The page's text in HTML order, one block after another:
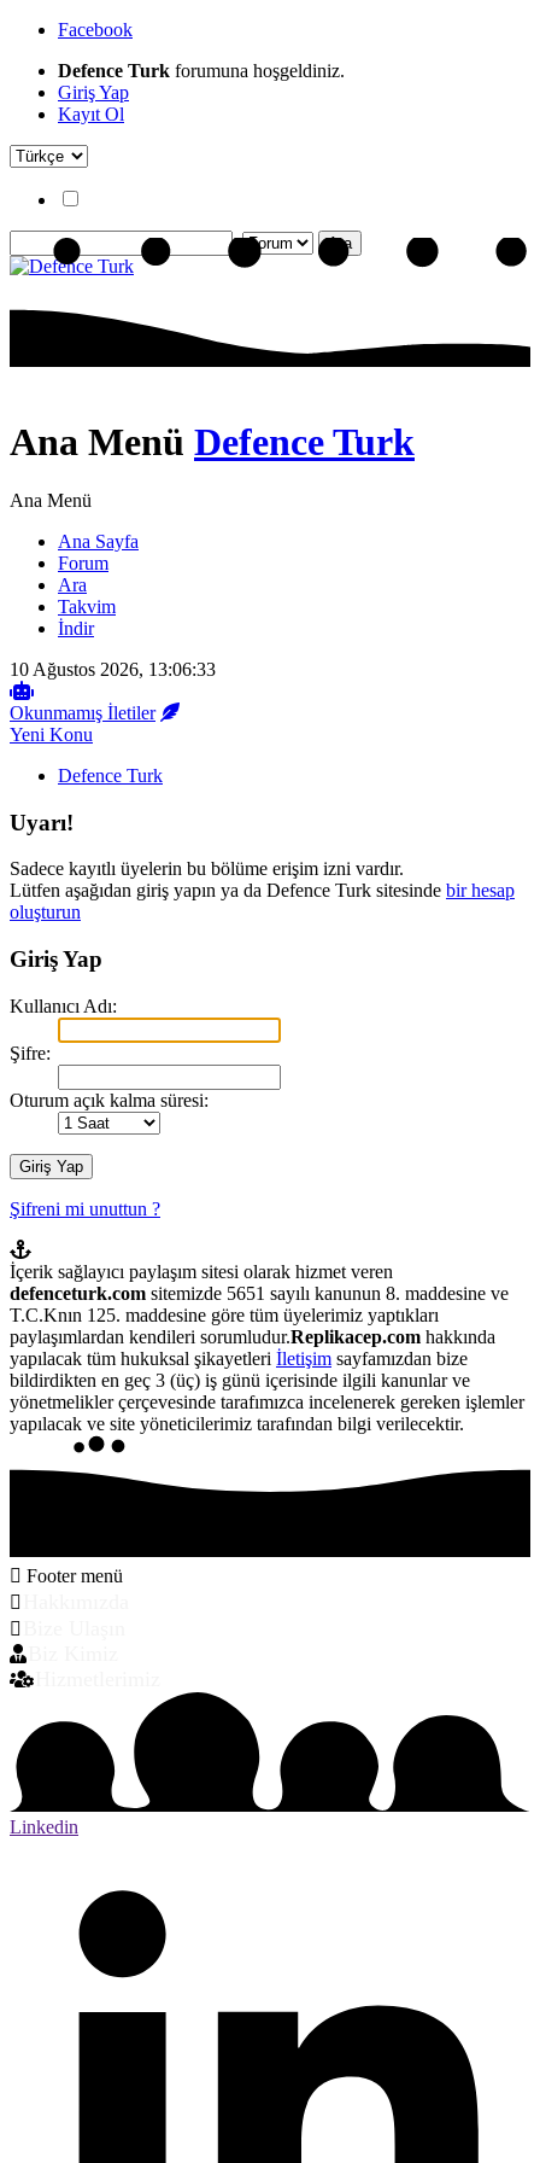
Facebook
Defence Turk forumuna hoşgeldiniz.
Giriş Yap
Kayıt Ol
Ana Menü Defence Turk
Ana Menü
Ana Sayfa
Forum
Ara
Takvim
İndir
10 Ağustos 2026, 13:06:33
Okunmamış İletiler
Yeni Konu
Defence Turk
Uyarı!
Sadece kayıtlı üyelerin bu bölüme erişim izni vardır.
Lütfen aşağıdan giriş yapın ya da Defence Turk sitesinde bir hesap
oluşturun
Giriş Yap
Kullanıcı Adı:
Şifre:
Oturum açık kalma süresi:
Şifreni mi unuttun ?
İçerik sağlayıcı paylaşım sitesi olarak hizmet veren
defenceturk.com sitemizde 5651 sayılı kanunun 8. maddesine ve
T.C.Knın 125. maddesine göre tüm üyelerimiz yaptıkları
paylaşımlardan kendileri sorumludur.Replikacep.com hakkında
yapılacak tüm hukuksal şikayetleri İletişim sayfamızdan bize
bildirdikten en geç 3 (üç) iş günü içerisinde ilgili kanunlar ve
yönetmelikler çerçevesinde tarafımızca incelenerek gereken işlemler
yapılacak ve site yöneticilerimiz tarafından bilgi verilecektir.
Footer menü
Linkedin